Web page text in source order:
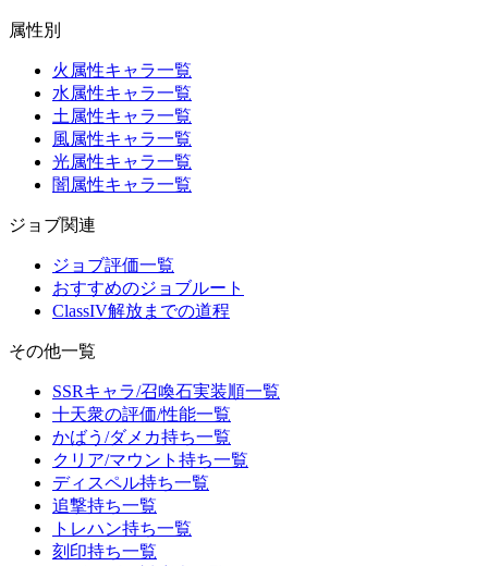
属性別
火属性キャラ一覧
水属性キャラ一覧
土属性キャラ一覧
風属性キャラ一覧
光属性キャラ一覧
闇属性キャラ一覧
ジョブ関連
ジョブ評価一覧
おすすめのジョブルート
ClassIV解放までの道程
その他一覧
SSRキャラ/召喚石実装順一覧
十天衆の評価/性能一覧
かばう/ダメカ持ち一覧
クリア/マウント持ち一覧
ディスペル持ち一覧
追撃持ち一覧
トレハン持ち一覧
刻印持ち一覧